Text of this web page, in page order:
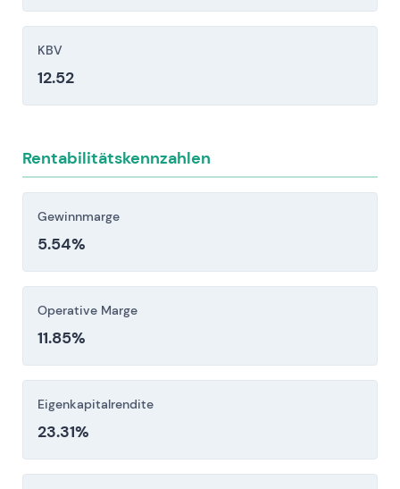
Betriebsmittelbelastung: Die Abhängigkeit von
Investitionen im Utility- und Industriesektor,
lange Projektvorlaufzeiten und konzentrierte
lieferketten-/geopolitische Risiken: Änderungen
bei Subventionen, Netzregeln, CO₂-
Preisgestaltung, Handelsbeschränkungen oder
Engpässe bei Komponenten und kritischen
Umsetzungsfristen erheblich beeinträchtigen.
KBV
12.52
Rentabilitätskennzahlen
Gewinnmarge
5.54%
Operative Marge
11.85%
Eigenkapitalrendite
23.31%